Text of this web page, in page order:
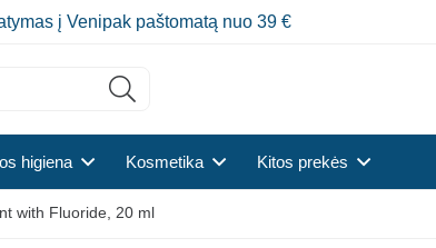
į Venipak paštomatą nuo 39 €
higiena Kosmetika Kitos prekės
with Fluoride, 20 ml